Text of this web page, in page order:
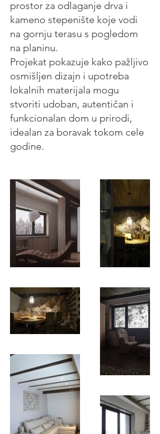
prostor za odlaganje drva i
kameno stepenište koje vodi
na gornju terasu s pogledom
na planinu.
Projekat pokazuje kako pažljivo
osmišljen dizajn i upotreba
lokalnih materijala mogu
stvoriti udoban, autentičan i
funkcionalan dom u prirodi,
idealan za boravak tokom cele
godine.